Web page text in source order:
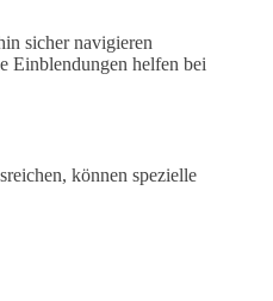
sicher navigieren
Einblendungen helfen bei
können spezielle